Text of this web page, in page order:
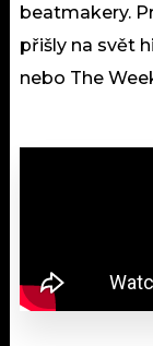
beatmakery.
přišly na svět
nebo The